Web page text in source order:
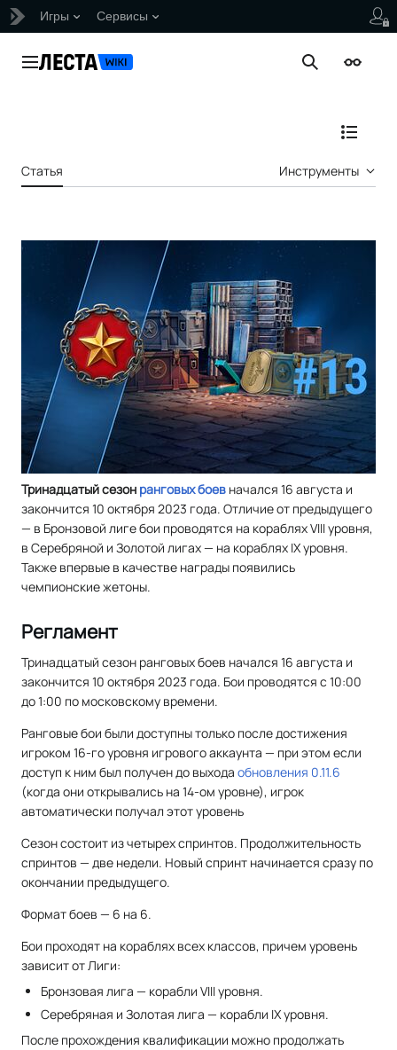
Игры Сервисы
Главное меню Поиск
Статья
Инструменты
Тринадцатый сезон ранговыхбоев начался 16 августа и
закончится 10 октября 2023 года. Отличие от предыдущего
— в Бронзовой лиге бои проводятся на кораблях VIII уровня,
в Серебряной и Золотой лигах — на кораблях IX уровня.
Также впервые в качестве награды появились
чемпионские жетоны.
Регламент
Тринадцатый сезон ранговых боев начался 16 августа и
закончится 10 октября 2023 года. Бои проводятся с 10:00
до 1:00 по московскому времени.
Ранговые бои были доступны только после достижения
игроком 16-го уровня игрового аккаунта — при этом если
доступ к ним был получен до выхода обновления 0.11.6
(когда они открывались на 14-ом уровне), игрок
автоматически получал этот уровень
Сезон состоит из четырех спринтов. Продолжительность
спринтов — две недели. Новый спринт начинается сразу по
окончании предыдущего.
Формат боев — 6 на 6.
Бои проходят на кораблях всех классов, причем уровень
зависит от Лиги:
Бронзовая лига — корабли VIII уровня.
Серебряная и Золотая лига — корабли IX уровня.
После прохождения квалификации можно продолжать